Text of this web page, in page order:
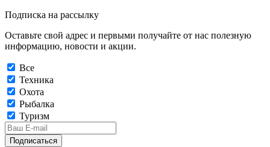
Подписка на рассылку
Оставьте свой адрес и первыми получайте от нас полезную
информацию, новости и акции.
Все
Техника
Охота
Рыбалка
Туризм
Подписаться